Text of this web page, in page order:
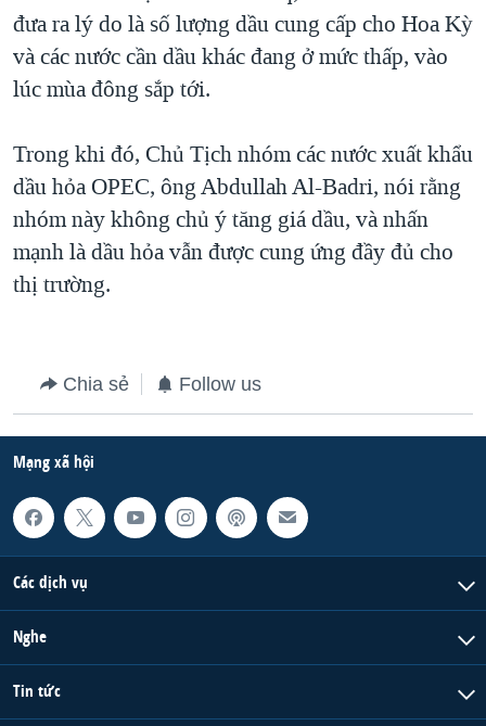
GIÁO DỤC
CHI PHÍ CHIẾN TRANH AFGHANISTAN
CÁC GIÁ TRỊ CỘNG HÒA Ở VIỆT NAM
TRỊNH VĨNH BÌNH VS. CHÍNH PHỦ VIỆT NAM
NGƯ DÂN VIỆT VÀ LÀN SÓNG TRỘM HẢI SÂM
BÊN KIA QUỐC LỘ: TIẾNG VỌNG TỪ NÔNG THÔN MỸ
đưa ra lý do là số lượng dầu cung cấp cho Hoa Kỳ
và các nước cần dầu khác đang ở mức thấp, vào
lúc mùa đông sắp tới.
Trong khi đó, Chủ Tịch nhóm các nước xuất khẩu
dầu hỏa OPEC, ông Abdullah Al-Badri, nói rằng
nhóm này không chủ ý tăng giá dầu, và nhấn
mạnh là dầu hỏa vẫn được cung ứng đầy đủ cho
thị trường.
Chia sẻ Follow us
Mạng xã hội
Các dịch vụ
Nghe
Tin tức